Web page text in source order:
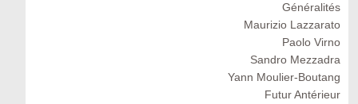
Généralités
Maurizio Lazzarato
Paolo Virno
Sandro Mezzadra
Yann Moulier-Boutang
Futur Antérieur